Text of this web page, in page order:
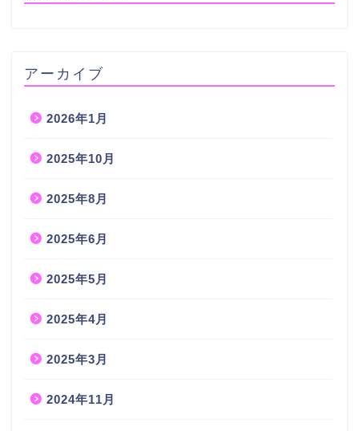
アーカイブ
2026年1月
2025年10月
2025年8月
2025年6月
2025年5月
2025年4月
2025年3月
2024年11月